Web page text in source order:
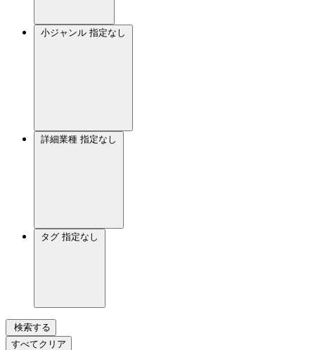
小ジャンル 指定なし
詳細業種 指定なし
タグ 指定なし
検索する
すべてクリア